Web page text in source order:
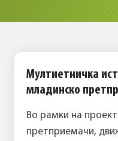
Мултиетничка
младинско
Во рамки на
претприемачи,